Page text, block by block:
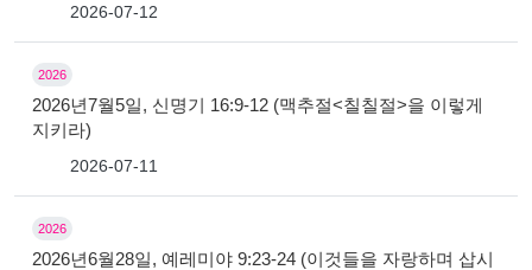
2026-07-12
2026
2026년7월5일, 신명기 16:9-12 (맥추절<칠칠절>을 이렇게
지키라)
2026-07-11
2026
2026년6월28일, 예레미야 9:23-24 (이것들을 자랑하며 삽시